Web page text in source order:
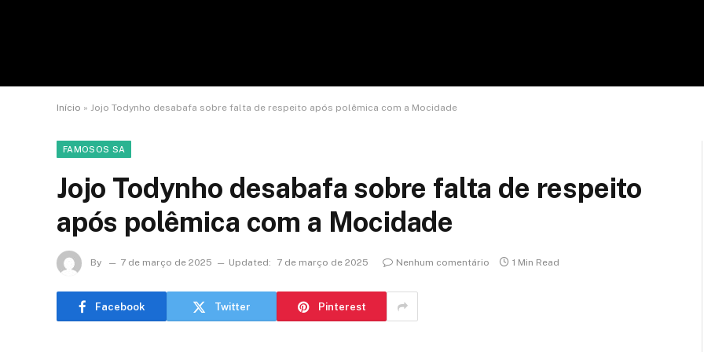
Início » Jojo Todynho desabafa sobre falta de respeito após polêmica com a Mocidade
FAMOSOS SA
Jojo Todynho desabafa sobre falta de respeito
após polêmica com a Mocidade
By 7 de março de 2025 Updated: 7 de março de 2025 Nenhum comentário 1 Min Read
Facebook Twitter Pinterest